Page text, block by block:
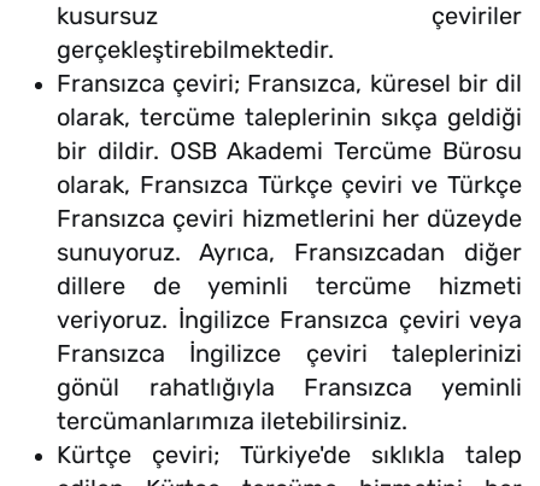
kusursuz çeviriler
gerçekleştirebilmektedir.
Fransızca çeviri; Fransızca, küresel bir dil
olarak, tercüme taleplerinin sıkça geldiği
bir dildir. OSB Akademi Tercüme Bürosu
olarak, Fransızca Türkçe çeviri ve Türkçe
Fransızca çeviri hizmetlerini her düzeyde
sunuyoruz. Ayrıca, Fransızcadan diğer
dillere de yeminli tercüme hizmeti
veriyoruz. İngilizce Fransızca çeviri veya
Fransızca İngilizce çeviri taleplerinizi
gönül rahatlığıyla Fransızca yeminli
tercümanlarımıza iletebilirsiniz.
Kürtçe çeviri; Türkiye'de sıklıkla talep